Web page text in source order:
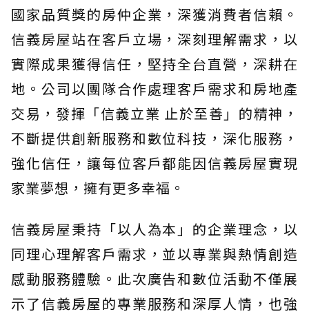
國家品質獎的房仲企業，深獲消費者信賴。
信義房屋站在客戶立場，深刻理解需求，以
實際成果獲得信任，堅持全台直營，深耕在
地。公司以團隊合作處理客戶需求和房地產
交易，發揮「信義立業 止於至善」的精神，
不斷提供創新服務和數位科技，深化服務，
強化信任，讓每位客戶都能因信義房屋實現
家業夢想，擁有更多幸福。
信義房屋秉持「以人為本」的企業理念，以
同理心理解客戶需求，並以專業與熱情創造
感動服務體驗。此次廣告和數位活動不僅展
示了信義房屋的專業服務和深厚人情，也強